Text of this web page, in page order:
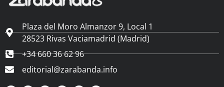
Plaza del Moro Almanzor 9, Local 1
28523 Rivas Vaciamadrid (Madrid)
+34 660 36 62 96
editorial@zarabanda.info